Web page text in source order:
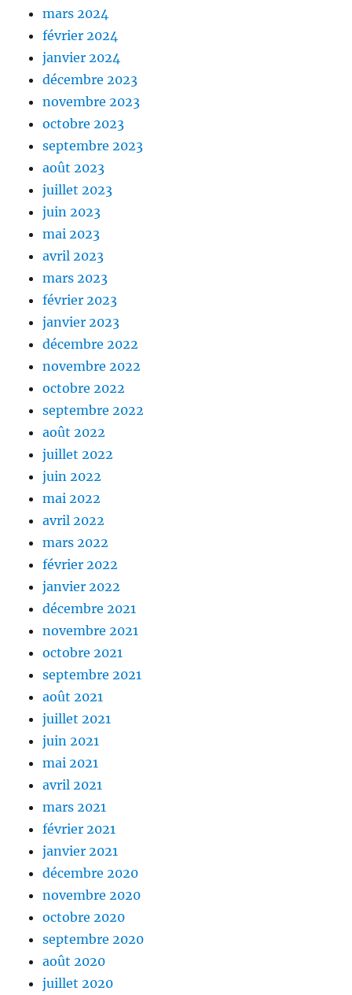
mars 2024
février 2024
janvier 2024
décembre 2023
novembre 2023
octobre 2023
septembre 2023
août 2023
juillet 2023
juin 2023
mai 2023
avril 2023
mars 2023
février 2023
janvier 2023
décembre 2022
novembre 2022
octobre 2022
septembre 2022
août 2022
juillet 2022
juin 2022
mai 2022
avril 2022
mars 2022
février 2022
janvier 2022
décembre 2021
novembre 2021
octobre 2021
septembre 2021
août 2021
juillet 2021
juin 2021
mai 2021
avril 2021
mars 2021
février 2021
janvier 2021
décembre 2020
novembre 2020
octobre 2020
septembre 2020
août 2020
juillet 2020